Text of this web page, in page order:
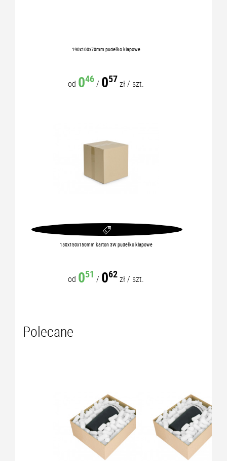
190x100x70mm pudełko klapowe
od 046/ 057zł/ szt.
150x150x150mm karton 3W pudełko klapowe
od 051 / 062zł/ szt.
Polecane